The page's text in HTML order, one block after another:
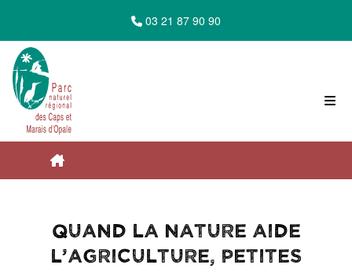
03 21 87 90 90
et Marais d'Opale
Quand la nature aide
l’agriculture, petites